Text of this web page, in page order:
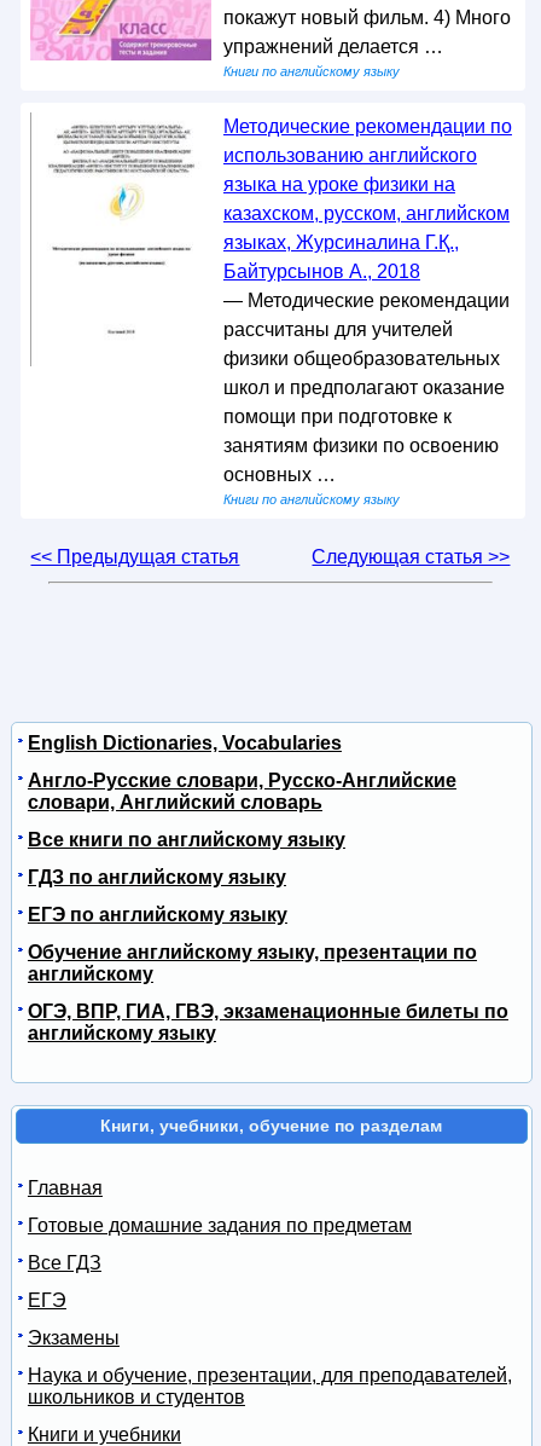
покажут новый фильм. 4) Много
упражнений делается …
Книги по английскому языку
Методические рекомендации по
использованию английского
языка на уроке физики на
казахском, русском, английском
языках, Журсиналина Г.Қ.,
Байтурсынов А., 2018
— Методические рекомендации
рассчитаны для учителей
физики общеобразовательных
школ и предполагают оказание
помощи при подготовке к
занятиям физики по освоению
основных …
Книги по английскому языку
<< Предыдущая статья Следующая статья >>
English Dictionaries, Vocabularies
Англо-Русские словари, Русско-Английские
словари, Английский словарь
Все книги по английскому языку
ГДЗ по английскому языку
ЕГЭ по английскому языку
Обучение английскому языку, презентации по
английскому
ОГЭ, ВПР, ГИА, ГВЭ, экзаменационные билеты по
английскому языку
Книги, учебники, обучение по разделам
Главная
Готовые домашние задания по предметам
Все ГДЗ
ЕГЭ
Экзамены
Наука и обучение, презентации, для преподавателей,
школьников и студентов
Книги и учебники